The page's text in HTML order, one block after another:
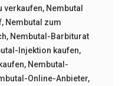
verkaufen, Nembutal
, Nembutal zum
, Nembutal-Barbiturat
Injektion kaufen,
, Nembutal-
Online-Anbieter,